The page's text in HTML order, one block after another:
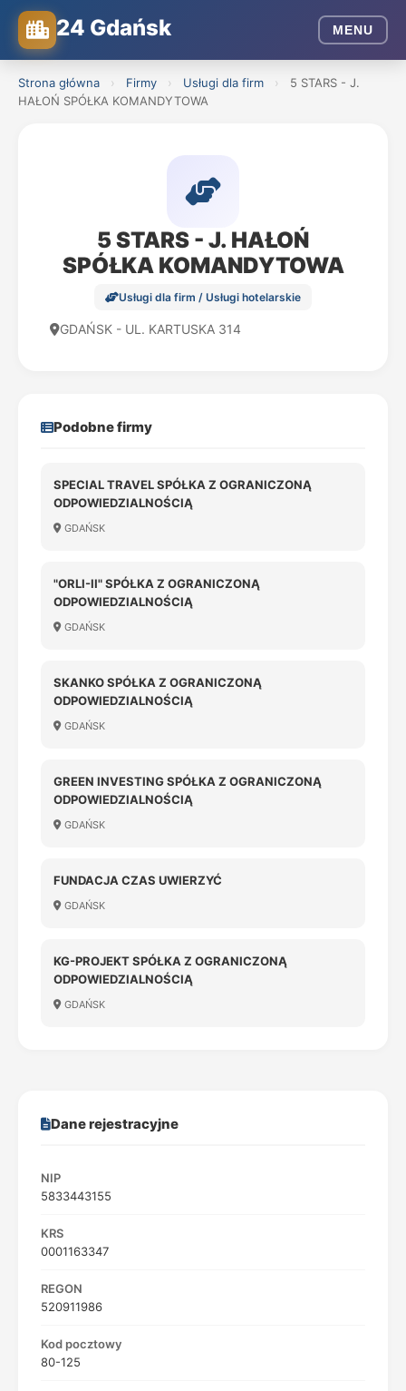
24 Gdańsk MENU
Strona główna › Firmy › Usługi dla firm ›
5 STARS - J.
HAŁOŃ SPÓŁKA KOMANDYTOWA
5 STARS - J. HAŁOŃ
SPÓŁKA KOMANDYTOWA
Usługi dla firm / Usługi hotelarskie
GDAŃSK - UL. KARTUSKA 314
Podobne firmy
SPECIAL TRAVEL SPÓŁKA Z OGRANICZONĄ
ODPOWIEDZIALNOŚCIĄ
GDAŃSK
"ORLI-II" SPÓŁKA Z OGRANICZONĄ
ODPOWIEDZIALNOŚCIĄ
GDAŃSK
SKANKO SPÓŁKA Z OGRANICZONĄ
ODPOWIEDZIALNOŚCIĄ
GDAŃSK
GREEN INVESTING SPÓŁKA Z OGRANICZONĄ
ODPOWIEDZIALNOŚCIĄ
GDAŃSK
FUNDACJA CZAS UWIERZYĆ
GDAŃSK
KG-PROJEKT SPÓŁKA Z OGRANICZONĄ
ODPOWIEDZIALNOŚCIĄ
GDAŃSK
Dane rejestracyjne
NIP
5833443155
KRS
0001163347
REGON
520911986
Kod pocztowy
80-125